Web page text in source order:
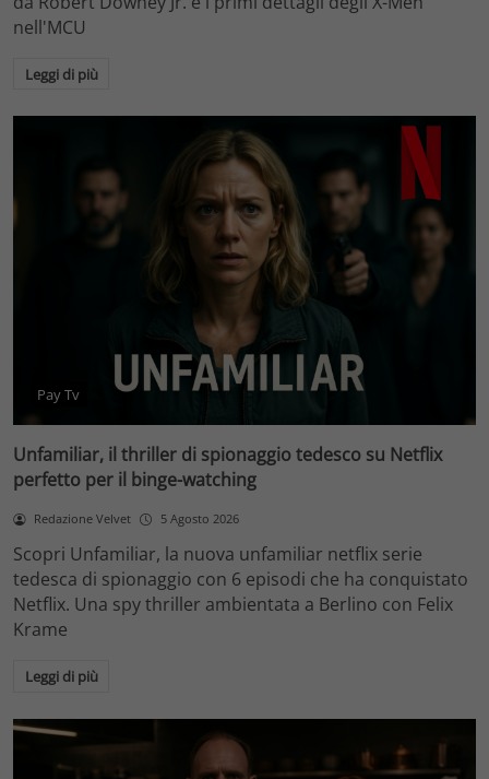
nell'MCU
Leggi di più
Pay Tv
Unfamiliar, il thriller di spionaggio tedesco su Netflix
perfetto per il binge-watching
Redazione Velvet 5 Agosto 2026
Scopri Unfamiliar, la nuova unfamiliar netflix serie
tedesca di spionaggio con 6 episodi che ha conquistato
Netflix. Una spy thriller ambientata a Berlino con Felix
Krame
Leggi di più